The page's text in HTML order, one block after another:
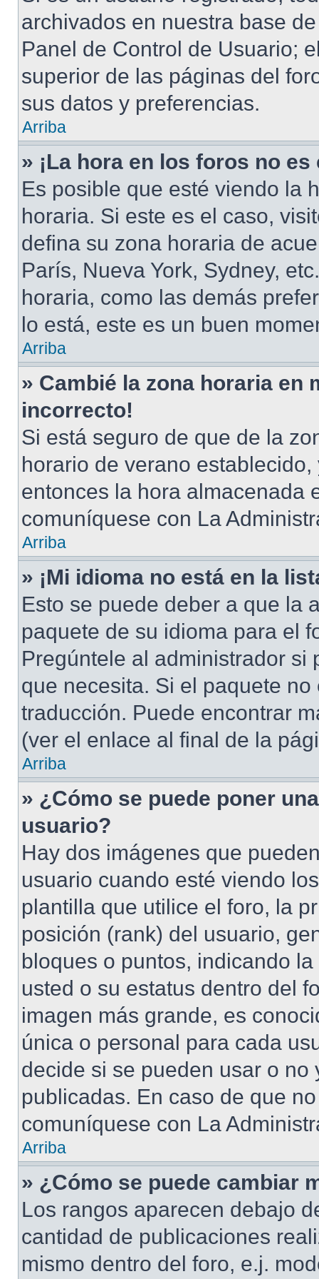
archivados en nuestra base
Panel de Control de Usuario;
superior de las páginas del
sus datos y preferencias.
Arriba
» ¡La hora en los foros no
Es posible que esté viendo la
horaria. Si este es el caso,
defina su zona horaria de
París, Nueva York, Sydney,
horaria, como las demás
lo está, este es un buen
Arriba
» Cambié la zona horaria en
incorrecto!
Si está seguro de que de la
horario de verano
entonces la hora almacenada
comuníquese con La
Arriba
» ¡Mi idioma no está en la
Esto se puede deber a que la
paquete de su idioma para el
Pregúntele al administrador si
que necesita. Si el paquete
traducción. Puede encontrar
(ver el enlace al final de la
Arriba
» ¿Cómo se puede poner
usuario?
Hay dos imágenes que
usuario cuando esté viendo
plantilla que utilice el foro, la
posición (rank) del usuario,
bloques o puntos, indicando
usted o su estatus dentro del
imagen más grande, es
única o personal para cada
decide si se pueden usar o
publicadas. En caso de que
comuníquese con La
Arriba
» ¿Cómo se puede cambiar
Los rangos aparecen debajo
cantidad de publicaciones
mismo dentro del foro, e.j.